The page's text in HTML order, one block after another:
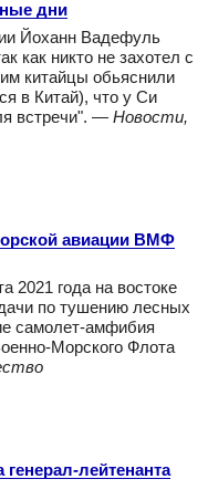
дни
Йоханн Вадефуль
как никто не захотел с
китайцы обьяснили
в Китай), что у Си
встречи". — Новости,
авиации ВМФ
2021 года на востоке
по тушению лесных
самолет-амфибия
Морского Флота
лейтенанта